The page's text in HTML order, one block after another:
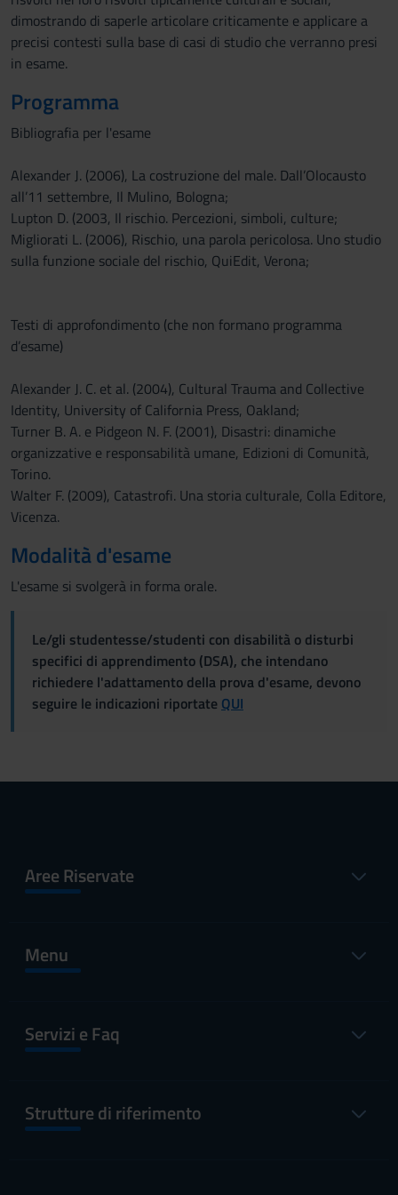
dimostrando di saperle articolare criticamente e applicare a
precisi contesti sulla base di casi di studio che verranno presi
in esame.
Programma
Bibliografia per l'esame
Alexander J. (2006), La costruzione del male. Dall’Olocausto
all’11 settembre, Il Mulino, Bologna;
Lupton D. (2003, Il rischio. Percezioni, simboli, culture;
Migliorati L. (2006), Rischio, una parola pericolosa. Uno studio
sulla funzione sociale del rischio, QuiEdit, Verona;
Testi di approfondimento (che non formano programma
d’esame)
Alexander J. C. et al. (2004), Cultural Trauma and Collective
Identity, University of California Press, Oakland;
Turner B. A. e Pidgeon N. F. (2001), Disastri: dinamiche
organizzative e responsabilità umane, Edizioni di Comunità,
Torino.
Walter F. (2009), Catastrofi. Una storia culturale, Colla Editore,
Vicenza.
Modalità d'esame
L'esame si svolgerà in forma orale.
Le/gli studentesse/studenti con disabilità o disturbi
specifici di apprendimento (DSA), che intendano
richiedere l'adattamento della prova d'esame, devono
seguire le indicazioni riportate QUI
Aree Riservate
Menu
Servizi e Faq
Strutture di riferimento